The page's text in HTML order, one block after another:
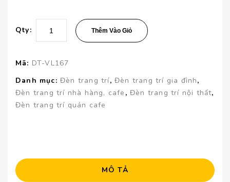
Qty: Thêm Vào Giỏ
Mã: DT-VL167
Danh mục: Đèn trang trí,Đèn trang trí gia đình,
Đèn trang trí nhà hàng, cafe ,Đèn trang trí nội thất,
Đèn trang trí quán cafe
MÔ TẢ